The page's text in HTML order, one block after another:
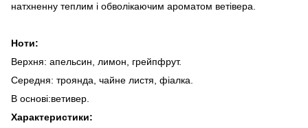
натхненну теплим і обволікаючим ароматом ветівера.
Ноти:
Верхня: апельсин, лимон, грейпфрут.
Середня: троянда, чайне листя, фіалка.
В основі:ветивер.
Характеристики: